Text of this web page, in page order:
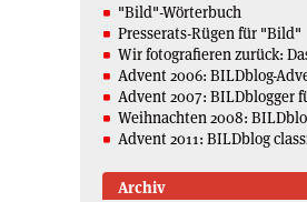
"Bild"-Wörterbuch
Presserats-Rügen für "Bild"
Wir fotografieren zurück:
Advent 2006: BILDblog-
Advent 2007: BILDblogger
Weihnachten 2008:
Advent 2011: BILDblog
Archiv